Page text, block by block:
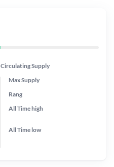
Circulating Supply
Max Supply
Rang
All Timehigh
All Time low